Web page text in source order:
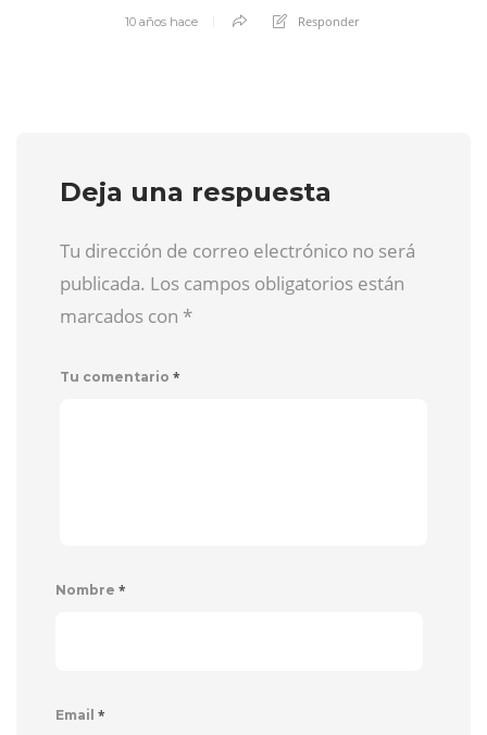
10 años hace Responder
Deja una respuesta
Tu dirección de correo electrónico no será
publicada. Los campos obligatorios están
marcados con *
Tu comentario *
Nombre *
Email *